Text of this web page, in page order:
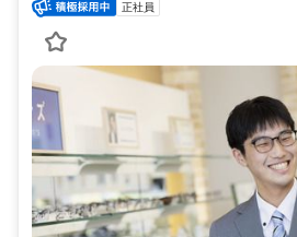
正社員